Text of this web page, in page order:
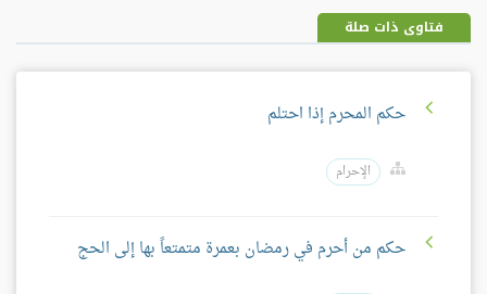
فتاوى ذات صلة
حكم المحرم إذا احتلم
الإحرام
حكم من أحرم في رمضان بعمرة متمتعاً بها إلى الحج